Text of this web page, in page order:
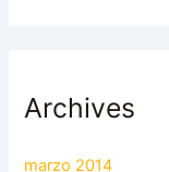
Archives
marzo 2014